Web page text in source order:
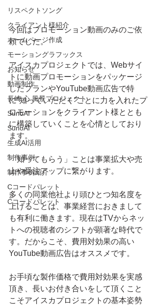
リスペクトソング
クライアント様紹介
ホームページ作成
モーショングラフックス
お知らせ
動画制作
長崎 心 風景プロジェクト
SunoAI
SunoAI
生成AI活用
制作事例
制作事例紹介
Cコードパレット
Cコードパレット
今回はプロモーション動画のみのご依
頼でした。
アイスカプロジェクトでは、Webサイ
トに動画プロモーションをパッケージ
したプランやYouTube動画広告で特
に”知っていただく”ことに力を入れたプ
ロモーションをクライアント様ととも
に構築していくことを心情としており
ます。
「知ってもらう」ことは事業拡大や売
上や受注アップに繋がります。
多くの同業他社より頭ひとつ知名度を
上げることは、事業経営におきまして
も有利に働きます。現在はTVからネッ
トへの視聴者のシフトが顕著な時代で
す。だからこそ、費用対効果の高い
YouTube動画広告はオススメです。
お手頃な製作価格で費用対効果を実感
頂き、長いお付き合いをして頂くこと
こそアイスカプロジェクトの基本姿勢